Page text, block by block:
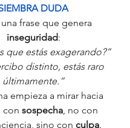
DUDA
una frase que genera
inseguridad:
que estás exagerando?”
distinto, estás raro
últimamente.”
empieza a mirar hacia
con sospecha, no con
sino con culpa.